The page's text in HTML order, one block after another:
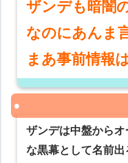
ザンデも暗闇
なのにあんま
まあ事前情報
ザンデは中盤から
な黒幕として名前出